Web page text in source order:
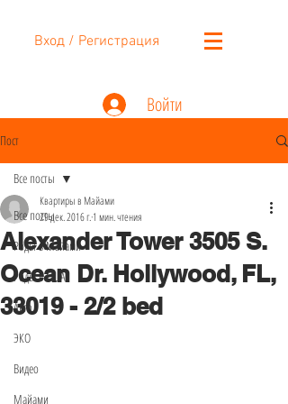
Вход / Регистрация
Войти
Пост
Все посты
Роды в Майами
Роды в США
Авто
ЭКО
Видео
Майами
Все посты
Alexander Tower 3505 S.
Ocean Dr. Hollywood, FL,
33019 - 2/2 bed
Квартиры в Майами
29 дек. 2016 г.1 мин. чтения